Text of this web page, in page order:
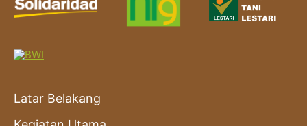
Latar Belakang